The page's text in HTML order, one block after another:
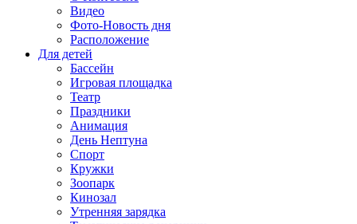
Видео
Фото-Новость дня
Расположение
Для детей
Бассейн
Игровая площадка
Театр
Праздники
Анимация
День Нептуна
Спорт
Кружки
Зоопарк
Кинозал
Утренняя зарядка